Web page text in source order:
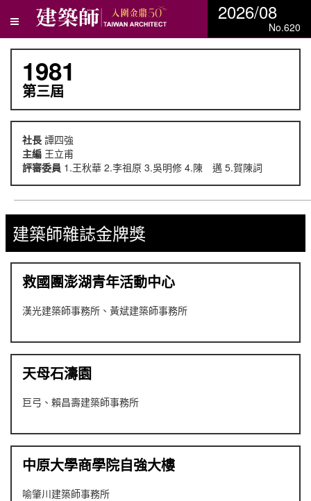
2026/08
No.620
1981
第三屆
社長 譚四強
主編 王立甫
評審委員 1.王秋華 2.李祖原 3.吳明修 4.陳 邁 5.賀陳詞
建築師雜誌金牌獎
救國團澎湖青年活動中心
漢光建築師事務所、黃斌建築師事務所
天母石濤園
巨弓、賴昌壽建築師事務所
中原大學商學院自強大樓
喻肇川建築師事務所